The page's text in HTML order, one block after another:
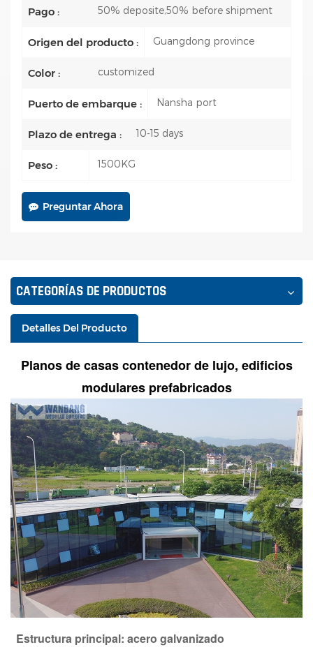
Pago : 50% deposite,50% before shipment
Origen del producto : Guangdong province
Color : customized
Puerto de embarque : Nansha port
Plazo de entrega : 10-15 days
Peso : 1500KG
Preguntar Ahora
CATEGORÍAS DE PRODUCTOS
Detalles Del Producto
Planos de casas contenedor de lujo, edificios
modulares prefabricados
Estructura principal: acero galvanizado